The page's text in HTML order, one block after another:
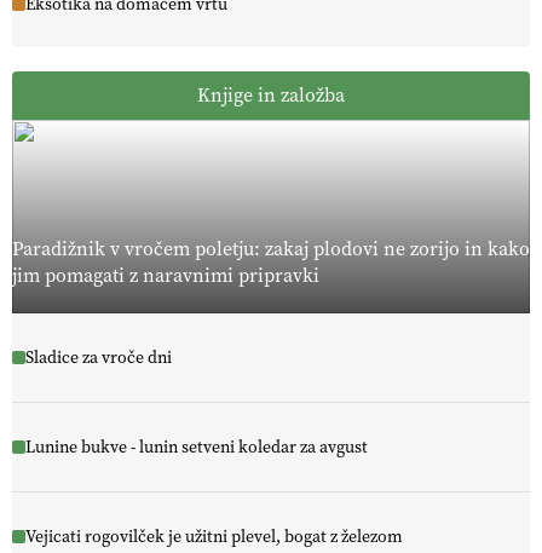
Knjige in založba
Paradižnik v vročem poletju: zakaj plodovi ne zorijo in kako
jim pomagati z naravnimi pripravki
Sladice za vroče dni
Lunine bukve - lunin setveni koledar za avgust
Vejicati rogovilček je užitni plevel, bogat z železom